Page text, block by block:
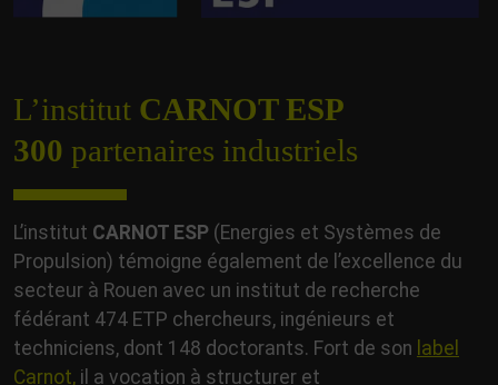
L’institut CARNOT ESP
300 partenaires industriels
L’institut CARNOT ESP (Energies et Systèmes de
Propulsion) témoigne également de l’excellence du
secteur à Rouen avec un institut de recherche
fédérant 474 ETP chercheurs, ingénieurs et
techniciens, dont 148 doctorants. Fort de son label
Carnot, il a vocation à structurer et